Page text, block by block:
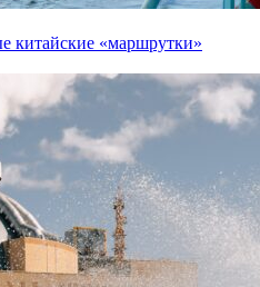
китайские «маршрутки»